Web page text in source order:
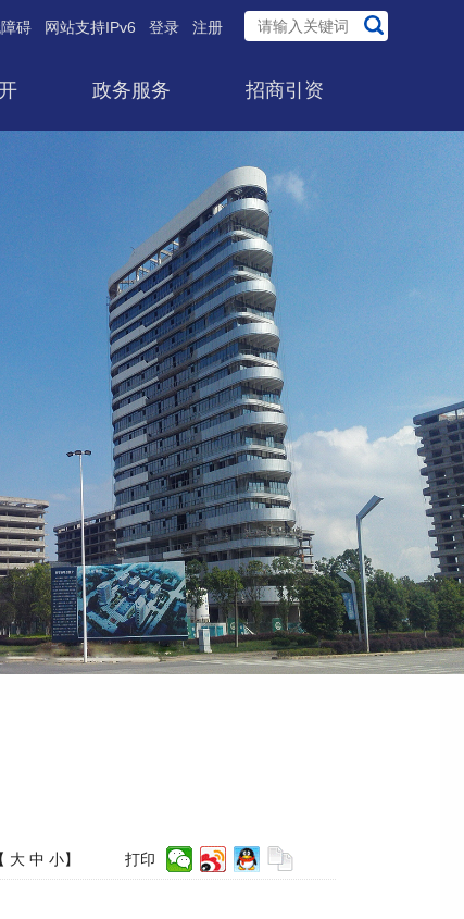
碍 网站支持IPv6 登录 注册
政务服务 招商引资
大 中 小】 打印